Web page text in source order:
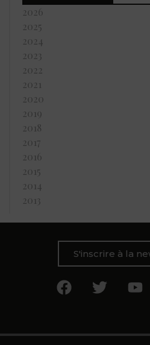
2026
2025
2024
2023
2022
2021
2020
2019
2018
2017
2016
2015
2014
2013
S'inscrire à la